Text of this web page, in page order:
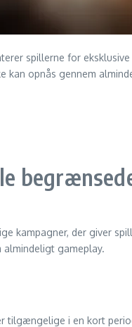
spillerne for
kan opnås gennem
kampagner, der giver
gameplay.
tilgængelige i en kort